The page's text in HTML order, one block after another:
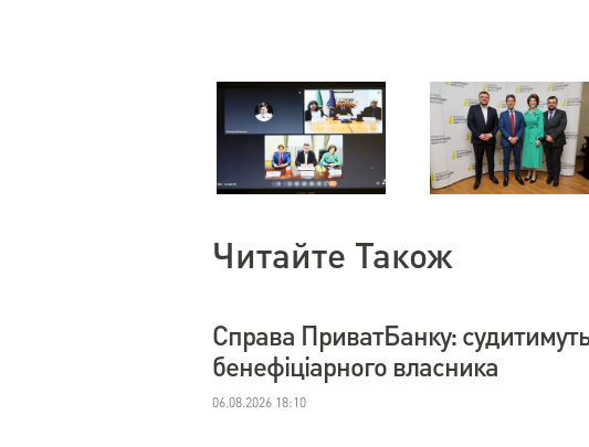
Читайте Також
Справа ПриватБанку:
бенефіціарного власника
06.08.2026 18:10